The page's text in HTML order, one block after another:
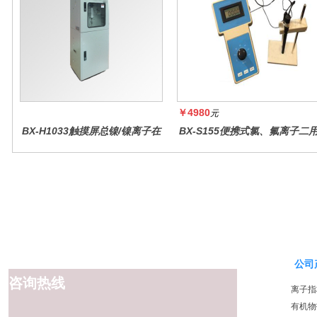
BX-H1033触摸屏总镍/镍离子在
￥4980元
BX-S155便携式氯、氟离子二
咨询热线
公司
离子
有机